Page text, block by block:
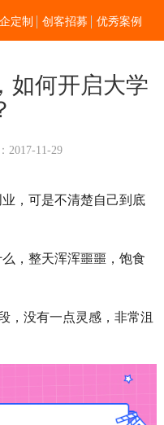
定制 创客招募 优秀案例
如何开启大学
2017-11-29
，可是不清楚自己到底
，整天浑浑噩噩，饱食
，没有一点灵感，非常沮